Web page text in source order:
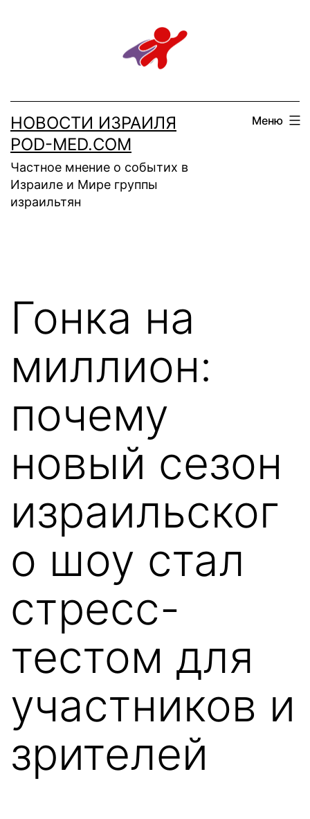
НОВОСТИ ИЗРАИЛЯ
POD-MED.COM
Частное мнение о событих в
Израиле и Мире группы
израильтян
Меню
Гонка на
миллион:
почему
новый сезон
израильског
о шоу стал
стресс-
тестом для
участников и
зрителей